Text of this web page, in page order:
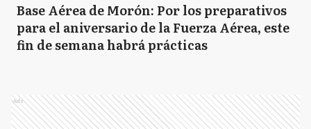
Base Aérea de Morón: Por los preparativos
para el aniversario de la Fuerza Aérea, este
fin de semana habrá prácticas
Ads